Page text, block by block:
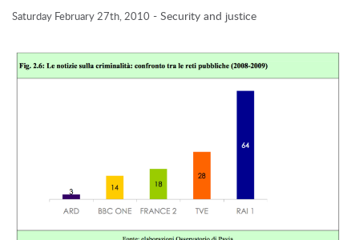
Saturday February 27th, 2010 - Security and justice